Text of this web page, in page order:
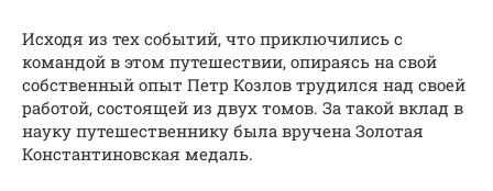
Исходя из тех событий, что приключились с
командой в этом путешествии, опираясь на свой
собственный опыт Петр Козлов трудился над своей
работой, состоящей из двух томов. За такой вклад в
науку путешественнику была вручена Золотая
Константиновская медаль.